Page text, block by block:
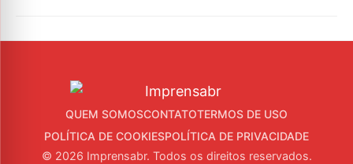
QUEM SOMOSCONTATOTERMOS DE USO
POLÍTICA DE COOKIESPOLÍTICA DE PRIVACIDADE
© 2026 Imprensabr. Todos os direitos reservados.